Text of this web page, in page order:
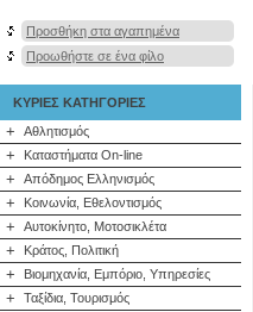
Προσθήκη στα αγαπημένα
Προωθήστε σε ένα φίλο
ΚΥΡΙΕΣ ΚΑΤΗΓΟΡΙΕΣ
+ Αθλητισμός
+ Καταστήματα On-line
+ Απόδημος Ελληνισμός
+ Κοινωνία, Εθελοντισμός
+ Αυτοκίνητο, Μοτοσικλέτα
+ Κράτος, Πολιτική
+ Βιομηχανία, Εμπόριο, Υπηρεσίες
+ Ταξίδια, Τουρισμός